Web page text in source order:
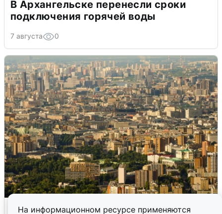
На информационном ресурсе применяются
В Архангельске перенесли сроки
подключения горячей воды
7 августа 0
Москвичи услышали грохот в небе: